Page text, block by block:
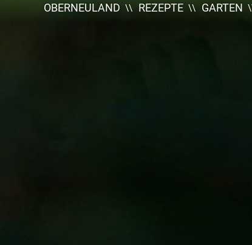
OBERNEULAND REZEPTE GARTEN